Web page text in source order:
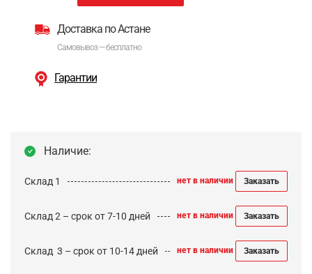
Доставка по Астане
Самовывоз — бесплатно
Гарантии
Наличие:
Склад 1 нет в наличии Заказать
Склад 2 – срок от 7-10 дней нет в наличии Заказать
Cклад 3 – срок от 10-14 дней нет в наличии Заказать